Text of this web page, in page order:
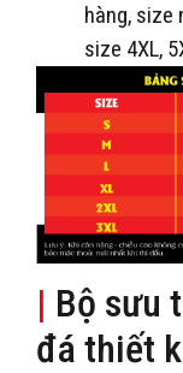
hàng,
size 4XL,
| Bộ sưu
đá thiết